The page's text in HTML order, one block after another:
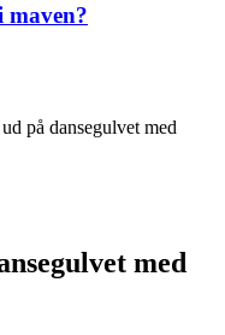
maven?
på dansegulvet med
med